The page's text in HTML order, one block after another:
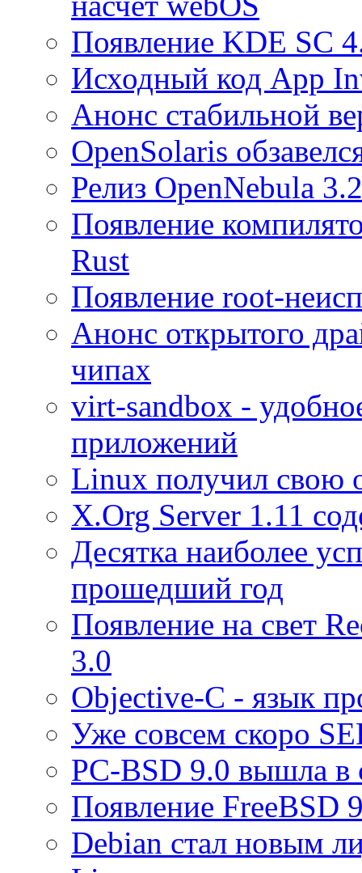
Появление KDE SC
Исходный код App
Анонс стабильной
OpenSolaris
Релиз OpenNebula 3.2
Появление
Rust
Появление root-
Анонс открытого
чипах
virt-sandbox -
приложений
Linux получил свою
X.Org Server 1.11
Десятка наиболее
прошедший год
Появление на свет
3.0
Objective-C - язык
Уже совсем скоро
PC-BSD 9.0 вышла в
Появление FreeBSD
Debian стал новым